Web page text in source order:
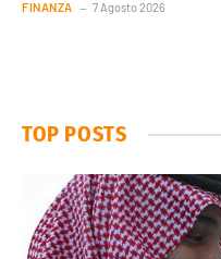
FINANZA 7 Agosto 2026
TOP POSTS